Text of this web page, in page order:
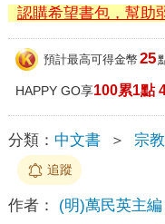
認購希望書包，幫助
預計最高可得金幣 25
HAPPY GO享100累1點
分類： 中文書 ＞ 宗
追蹤
作者： (明)萬民英主編